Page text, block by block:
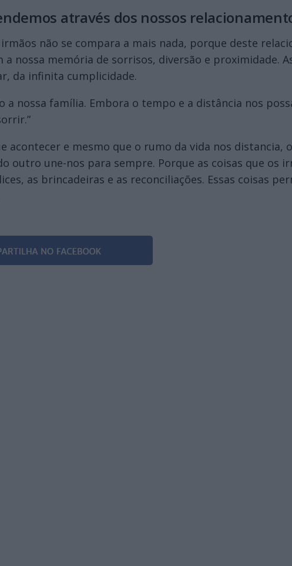
através dos nossos
não se compara a mais nada, porque deste
a nossa memória de sorrisos, diversão e proximidade.
da infinita cumplicidade.
a nossa família. Embora o tempo e a distância nos
acontecer e mesmo que o rumo da vida nos
outro une-nos para sempre. Porque as coisas que os
as brincadeiras e as reconciliações. Essas coisas